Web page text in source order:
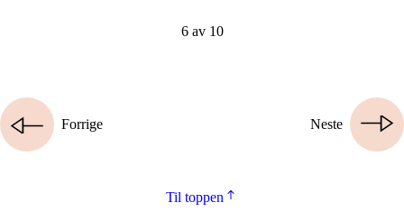
6 av 10
Neste
Forrige
Til toppen